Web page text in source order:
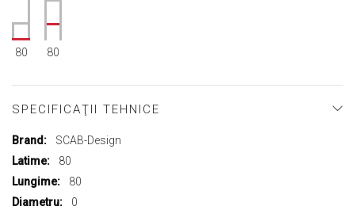
80 80
SPECIFICAŢII TEHNICE
Mai
multe
SCAB-Design
80
80
0